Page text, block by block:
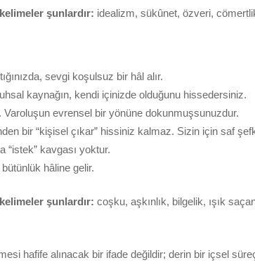
şunlardır: idealizm, sükûnet, özveri,
sevgi koşulsuz bir hâl alır.
kaynağın, kendi içinizde olduğunu hissedersiniz.
Varoluşun evrensel bir yönüne dokunmuşsunuzdur.
bir “kişisel çıkar” hissiniz kalmaz. Sizin için saf
“istek” kavgası yoktur.
hâline gelir.
şunlardır: coşku, aşkınlık, bilgelik, ışık
hafife alınacak bir ifade değildir; derin bir içsel